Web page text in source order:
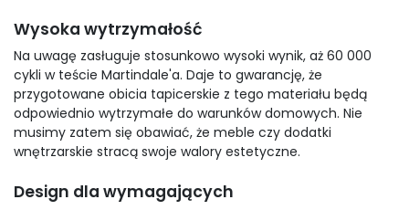
Wysoka wytrzymałość
Na uwagę zasługuje stosunkowo wysoki wynik, aż 60 000
cykli w teście Martindale'a. Daje to gwarancję, że
przygotowane obicia tapicerskie z tego materiału będą
odpowiednio wytrzymałe do warunków domowych. Nie
musimy zatem się obawiać, że meble czy dodatki
wnętrzarskie stracą swoje walory estetyczne.
Design dla wymagających